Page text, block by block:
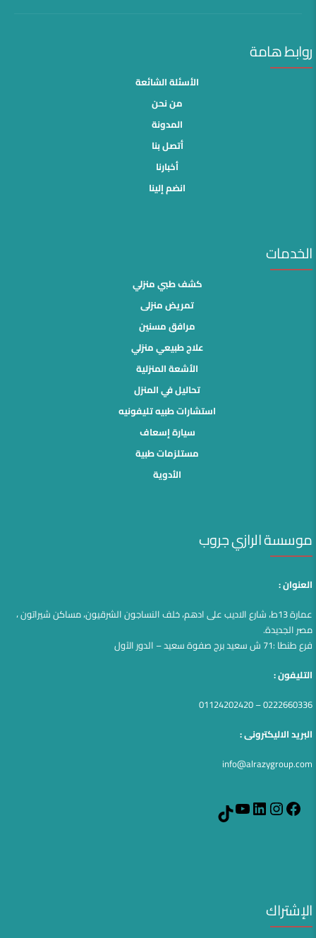
روابط هامة
الأسئلة الشائعة
من نحن
المدونة
أتصل بنا
أخبارنا
انضم إلينا
الخدمات
كشف طبي منزلي
تمريض منزلى
مرافق مسنين
علاج طبيعي منزلي
الأشعة المنزلية
تحاليل في المنزل
استشارات طبيه تليفونيه
سيارة إسعاف
مستلزمات طبية
الأدوية
موسسة الرازي جروب
العنوان :
عمارة 13ط، شارع الاديب على ادهم، خلف النساجون الشرقيون، مساكن شيراتون ،
مصر الجديدة.
فرع طنطا :71 ش سعيد برج صفوة سعيد – الدور الآول
التليفون :
0222660336 – 01124202420
البريد الاليكترونى :
info@alrazygroup.com
Facebook
Instagram
LinkedIn
YouTube
الإشتراك